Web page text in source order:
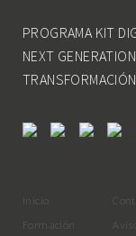
PROGRAMA KIT
NEXT
Inicio
Formación